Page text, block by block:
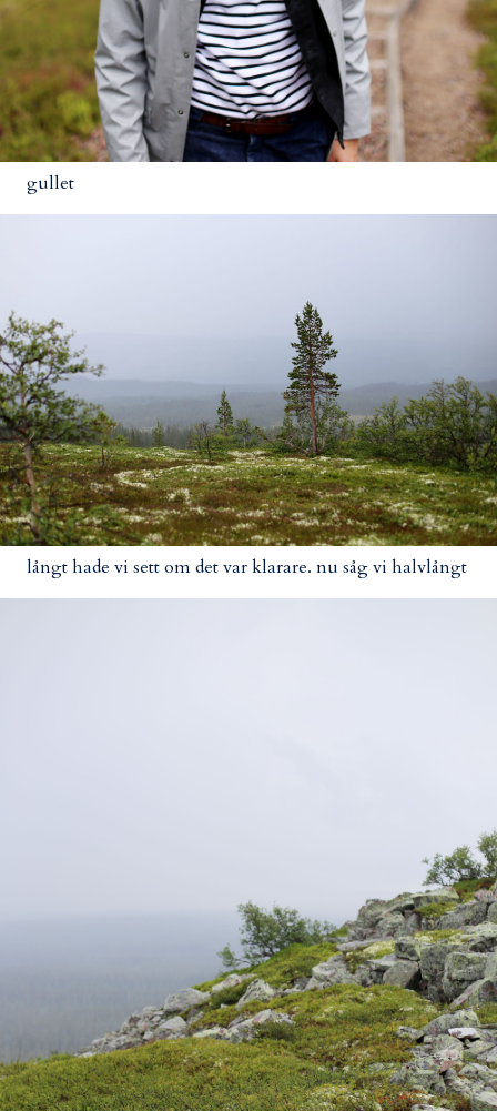
gullet
långt hade vi sett om det var klarare. nu såg vi halvlångt